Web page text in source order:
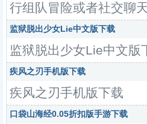
行组队冒险或者社交聊
监狱脱出少女Lie中文版下载
监狱脱出少女Lie中文版
疾风之刃手机版下载
疾风之刃手机版下载
口袋山海经0.05折扣版手游下载